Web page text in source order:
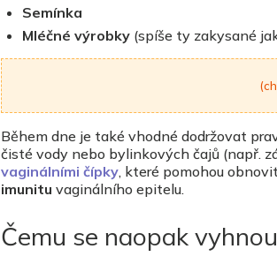
Semínka
Mléčné výrobky (spíše ty zakysané
Během dne je také vhodné dodržovat
čisté vody nebo bylinkových čajů (např.
vaginálními čípky, které pomohou
imunitu vaginálního epitelu.
Čemu se naopak